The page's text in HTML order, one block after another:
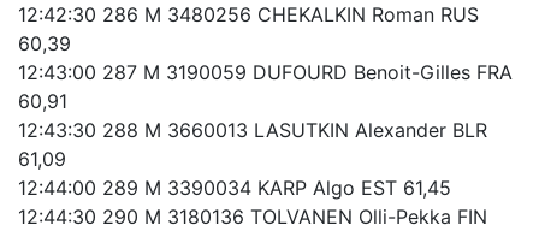
12:42:30 286 M 3480256 CHEKALKIN Roman RUS
60,39
12:43:00 287 M 3190059 DUFOURD Benoit-Gilles FRA
60,91
12:43:30 288 M 3660013 LASUTKIN Alexander BLR
61,09
12:44:00 289 M 3390034 KARP Algo EST 61,45
12:44:30 290 M 3180136 TOLVANEN Olli-Pekka FIN